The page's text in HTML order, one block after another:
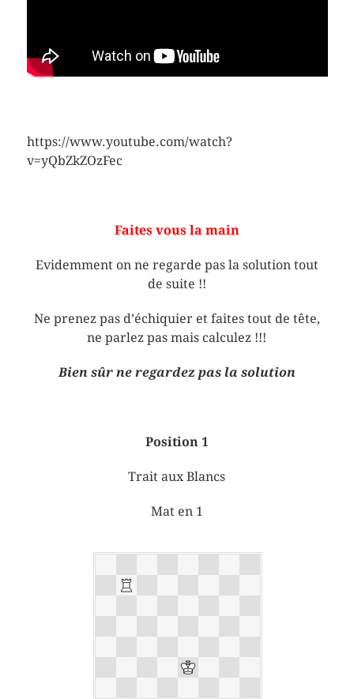
https://www.youtube.com/watch?
v=yQbZkZOzFec
Faites vous la main
Evidemment on ne regarde pas la solution tout
de suite !!
Ne prenez pas d’échiquier et faites tout de tête,
ne parlez pas mais calculez !!!
Bien sûr ne regardez pas la solution
Position 1
Trait aux Blancs
Mat en 1